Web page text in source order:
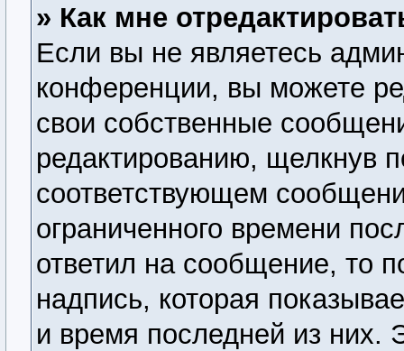
» Как мне
Если вы не являетесь
конференции, вы можете
свои собственные
редактированию, щелкнув
соответствующем
ограниченного времени
ответил на сообщение, то
надпись, которая
и время последней из них.